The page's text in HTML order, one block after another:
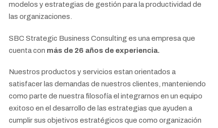
modelos y estrategias de gestión para la productividad de
las organizaciones.
SBC Strategic Business Consulting es una empresa que
cuenta con más de 26 años de experiencia.
Nuestros productos y servicios estan orientados a
satisfacer las demandas de nuestros clientes, manteniendo
como parte de nuestra filosofía el integrarnos en un equipo
exitoso en el desarrollo de las estrategias que ayuden a
cumplir sus objetivos estratégicos que como organización